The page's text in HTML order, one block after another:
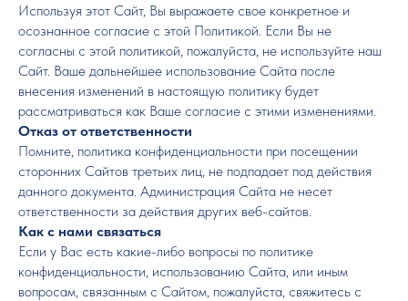
Используя этот Сайт, Вы выражаете свое конкретное и
осознанное согласие с этой Политикой. Если Вы не
согласны с этой политикой, пожалуйста, не используйте наш
Сайт. Ваше дальнейшее использование Сайта после
внесения изменений в настоящую политику будет
рассматриваться как Ваше согласие с этими изменениями.
Отказ от ответственности
Помните, политика конфиденциальности при посещении
сторонних Сайтов третьих лиц, не подпадает под действия
данного документа. Администрация Сайта не несет
ответственности за действия других веб-сайтов.
Как с нами связаться
Если у Вас есть какие-либо вопросы по политике
конфиденциальности, использованию Сайта, или иным
вопросам, связанным с Сайтом, пожалуйста, свяжитесь с